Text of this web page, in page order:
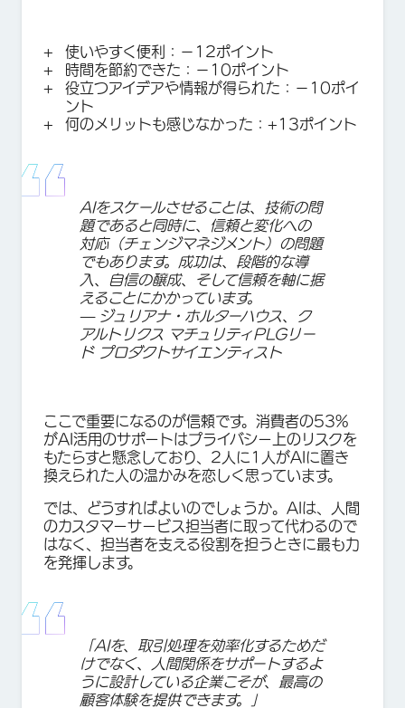
使いやすく便利：−12ポイント
時間を節約できた：−10ポイント
役立つアイデアや情報が得られた：−10ポイ
ント
何のメリットも感じなかった：+13ポイント
AIをスケールさせることは、技術の問
題であると同時に、信頼と変化への
対応（チェンジマネジメント）の問題
でもあります。成功は、段階的な導
入、自信の醸成、そして信頼を軸に据
えることにかかっています。
— ジュリアナ・ホルターハウス、ク
アルトリクス マチュリティPLGリー
ド プロダクトサイエンティスト
ここで重要になるのが信頼です。消費者の53%
がAI活用のサポートはプライバシー上のリスクを
もたらすと懸念しており、2人に1人がAIに置き
換えられた人の温かみを恋しく思っています。
では、どうすればよいのでしょうか。AIは、人間
のカスタマーサービス担当者に取って代わるので
はなく、担当者を支える役割を担うときに最も力
を発揮します。
「AIを、取引処理を効率化するためだ
けでなく、人間関係をサポートするよ
うに設計している企業こそが、最高の
顧客体験を提供できます。」